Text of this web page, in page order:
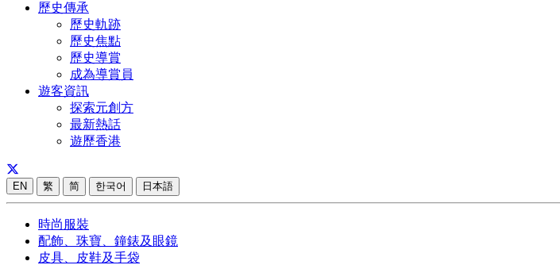
歷史傳承
歷史軌跡
歷史焦點
歷史導賞
成為導賞員
遊客資訊
探索元創方
最新熱話
遊歷香港
EN 繁 简 한국어 日本語
時尚服裝
配飾、珠寶、鐘錶及眼鏡
皮具、皮鞋及手袋